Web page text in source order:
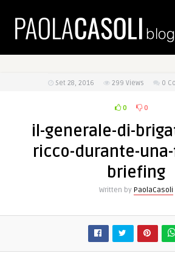
Set 28, 2016 299 Views 0
0 0
il-generale-di-
ricco-durante-
briefing
Written by PaolaCasoli